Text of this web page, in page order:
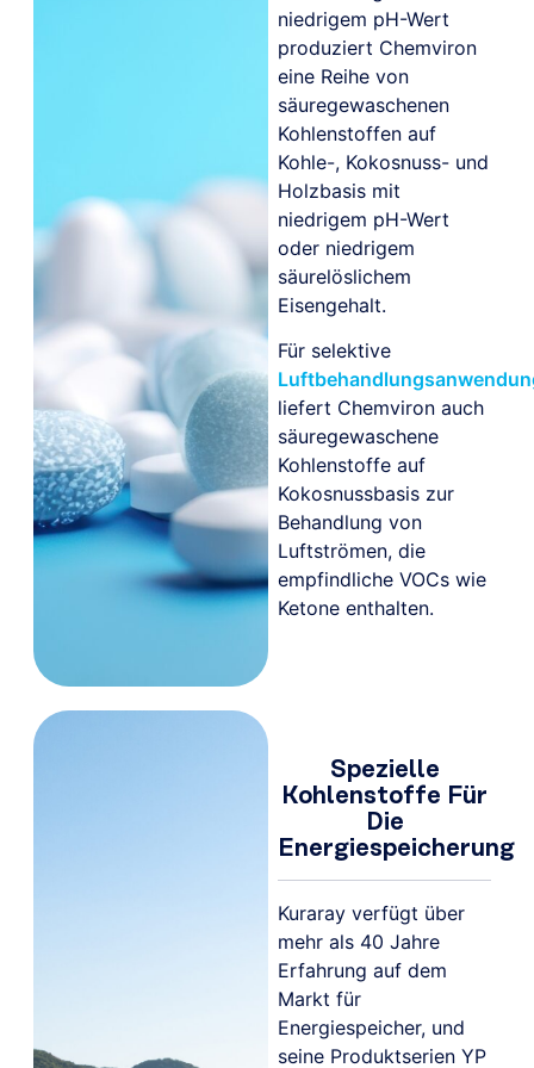
niedrigem pH-Wert
produziert Chemviron
eine Reihe von
säuregewaschenen
Kohlenstoffen auf
Kohle-, Kokosnuss- und
Holzbasis mit
niedrigem pH-Wert
oder niedrigem
säurelöslichem
Eisengehalt.
Für selektive
liefert Chemviron auch
säuregewaschene
Kohlenstoffe auf
Kokosnussbasis zur
Behandlung von
Luftströmen, die
empfindliche VOCs wie
Ketone enthalten.
Spezielle
Kohlenstoffe Für
Die
Energiespeicherung
Kuraray verfügt über
mehr als 40 Jahre
Erfahrung auf dem
Markt für
Energiespeicher, und
seine Produktserien YP